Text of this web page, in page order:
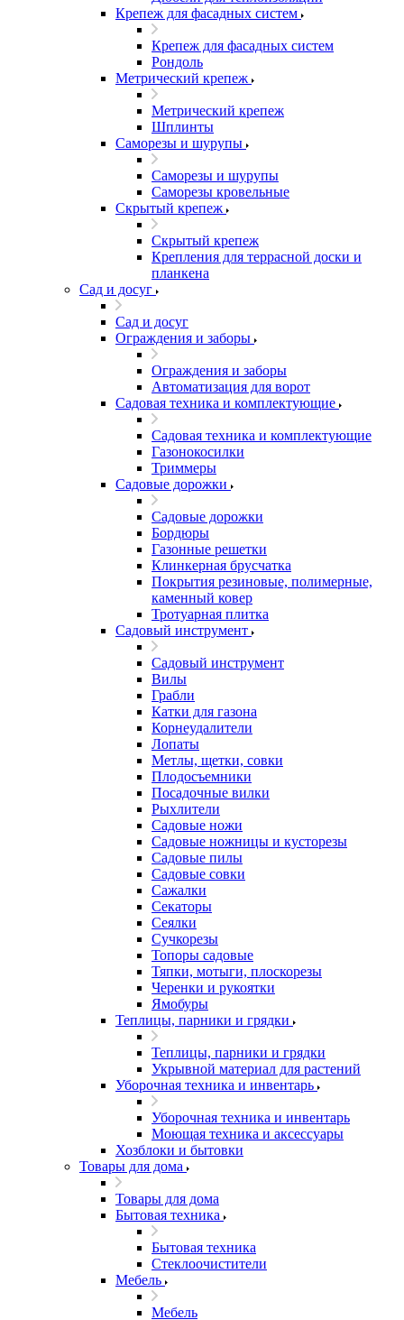
Крепеж для фасадных систем
Крепеж для фасадных систем
Рондоль
Метрический крепеж
Метрический крепеж
Шплинты
Саморезы и шурупы
Саморезы и шурупы
Саморезы кровельные
Скрытый крепеж
Скрытый крепеж
Крепления для террасной доски и
планкена
Сад и досуг
Сад и досуг
Ограждения и заборы
Ограждения и заборы
Автоматизация для ворот
Садовая техника и комплектующие
Садовая техника и комплектующие
Газонокосилки
Триммеры
Садовые дорожки
Садовые дорожки
Бордюры
Газонные решетки
Клинкерная брусчатка
Покрытия резиновые, полимерные,
каменный ковер
Тротуарная плитка
Садовый инструмент
Садовый инструмент
Вилы
Грабли
Катки для газона
Корнеудалители
Лопаты
Метлы, щетки, совки
Плодосъемники
Посадочные вилки
Рыхлители
Садовые ножи
Садовые ножницы и кусторезы
Садовые пилы
Садовые совки
Сажалки
Секаторы
Сеялки
Сучкорезы
Топоры садовые
Тяпки, мотыги, плоскорезы
Черенки и рукоятки
Ямобуры
Теплицы, парники и грядки
Теплицы, парники и грядки
Укрывной материал для растений
Уборочная техника и инвентарь
Уборочная техника и инвентарь
Моющая техника и аксессуары
Хозблоки и бытовки
Товары для дома
Товары для дома
Бытовая техника
Бытовая техника
Стеклоочистители
Мебель
Мебель